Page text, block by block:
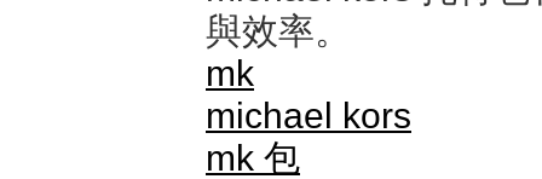
與效率。
mk
michael kors
mk 包